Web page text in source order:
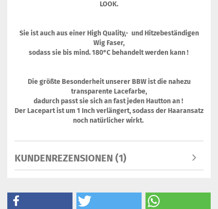
LOOK.
Sie ist auch aus einer High Quality,- und Hitzebeständigen
Wig Faser,
sodass sie bis mind. 180°C behandelt werden kann !
Die größte Besonderheit unserer BBW ist die nahezu
transparente Lacefarbe,
dadurch passt sie sich an fast jeden Hautton an !
Der Lacepart ist um 1 Inch verlängert, sodass der Haaransatz
noch natürlicher wirkt.
KUNDENREZENSIONEN (1)